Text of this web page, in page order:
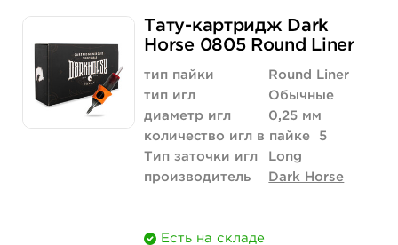
Количество
1 700 руб.
купить
Тату-картридж Dark
Horse 0805 Round Liner
тип пайки
Round Liner
тип игл
Обычные
диаметр игл
0,25 мм
количество игл в пайке
5
Тип заточки игл
Long
производитель
Dark Horse
Есть на складе